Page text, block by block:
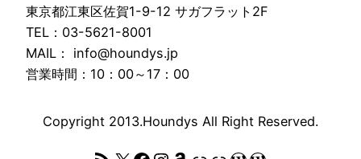
東京都江東区佐賀1-9-12 サガフラット2F
TEL：03-5621-8001
MAIL： info@houndys.jp
営業時間：10：00～17：00
Copyright 2013.Houndys All Right Reserved.